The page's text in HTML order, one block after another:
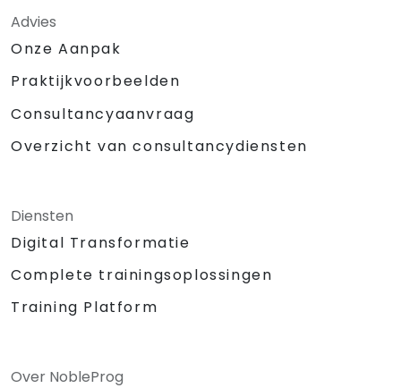
Advies
Onze Aanpak
Praktijkvoorbeelden
Consultancyaanvraag
Overzicht van consultancydiensten
Diensten
Digital Transformatie
Complete trainingsoplossingen
Training Platform
Over NobleProg